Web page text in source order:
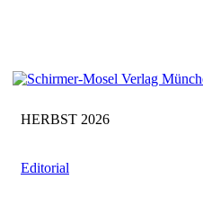
HERBST 2026
Editorial